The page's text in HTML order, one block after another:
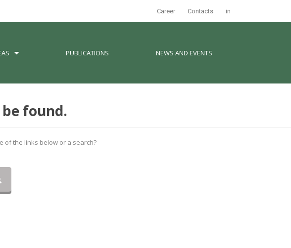
Career Contacts in
PUBLICATIONS NEWS AND EVENTS
be found.
of the links below or a search?